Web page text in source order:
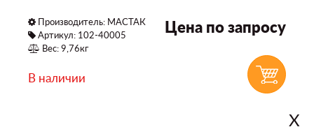
Производитель: МАСТАК
Артикул: 102-40005
Вес: 9,76кг
Цена по запросу
В наличии
Х